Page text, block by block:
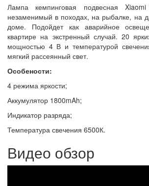
Лампа кемпинговая подвесная
незаменимый в походах, на рыбалке, на
доме. Подойдет как аварийное
квартире на экстренный случай. 20
мощностью 4 В и температурой
мягкий рассеянный свет.
Особености:
4 режима яркости;
Аккумулятор 1800mAh;
Индикатор разряда;
Температура свечения 6500К.
Видео обзор